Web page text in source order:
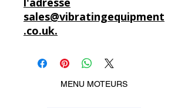
sales@vibratingequipment
.co.uk.
MENU MOTEURS